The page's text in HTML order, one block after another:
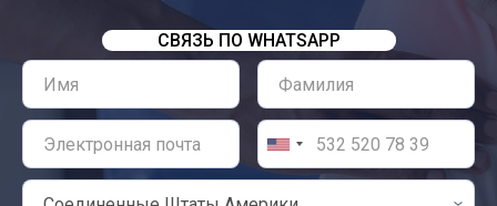
СВЯЗЬ ПО WHATSAPP